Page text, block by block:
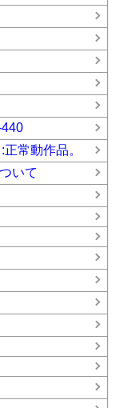
常動作品。
いて